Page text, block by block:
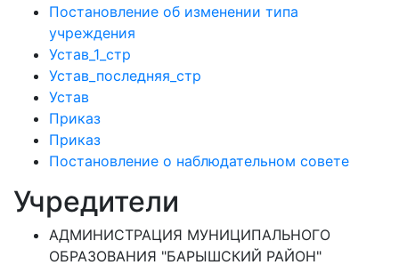
Постановление об изменении типа
учреждения
Устав_1_стр
Устав_последняя_стр
Устав
Приказ
Приказ
Постановление о наблюдательном совете
Учредители
АДМИНИСТРАЦИЯ МУНИЦИПАЛЬНОГО
ОБРАЗОВАНИЯ "БАРЫШСКИЙ РАЙОН"